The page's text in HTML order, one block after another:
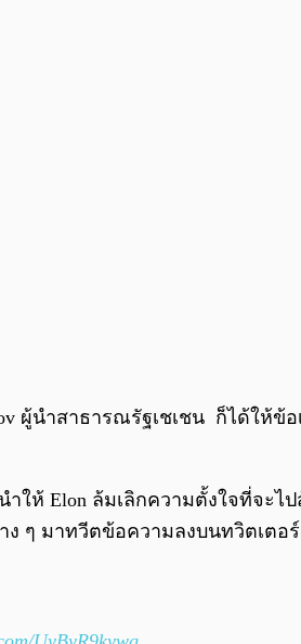
ผู้นำสาธารณรัฐเชเชน ก็ได้ให้ข้
ให้ Elon ล้มเลิกความตั้งใจที่จะ
ง ๆ มาทวีตข้อความลงบนทวิตเ